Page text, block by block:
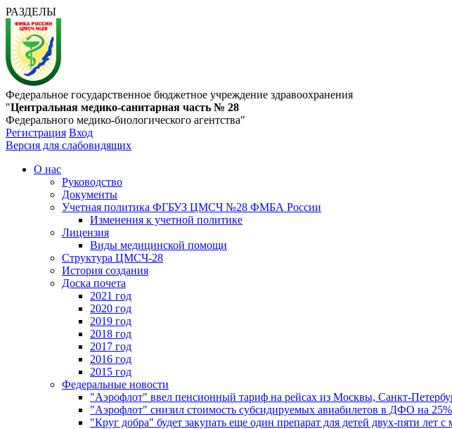
РАЗДЕЛЫ
Федеральное государственное бюджетное учреждение здравоохранения
"Центральная медико-санитарная часть № 28
Федерального медико-биологического агентства"
Регистрация Вход
Версия для слабовидящих
О нас
Руководство
Документы
Учетная политика ФГБУЗ ЦМСЧ №28 ФМБА России
Изменения к учетной политике
Лицензия
Виды медицинской помощи
Структура ЦМСЧ-28
История создания
Доска почета
2021 год
2020 год
2019 год
2018 год
2017 год
2016 год
2015 год
Федеральные новости
"Аэрофлот" ввел пенсионный тариф на рейсах из Москвы, Санкт-
"Аэрофлот" снизил стоимость субсидируемых авиабилетов в ДФО на
"Круг добра" будет закупать еще один препарат для детей двух-пяти лет